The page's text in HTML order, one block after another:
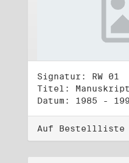
Signatur: RW 01
Datum: 1985 -
Auf Bestellliste